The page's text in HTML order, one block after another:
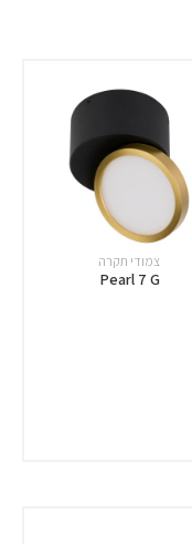
צמודי תקרה
Pearl 7 G